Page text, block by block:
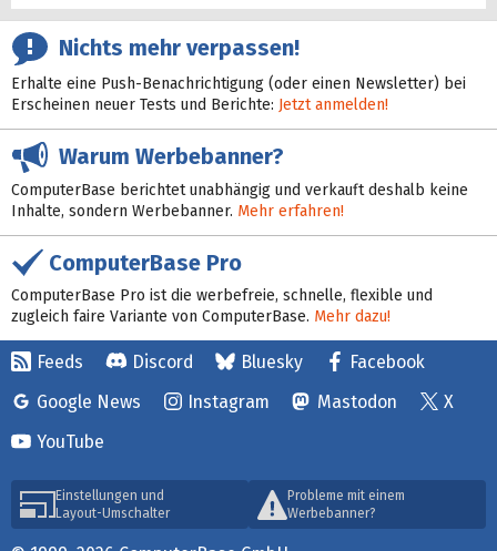
Nichts mehr verpassen!
Erhalte eine Push-Benachrichtigung (oder einen Newsletter) bei
Erscheinen neuer Tests und Berichte: Jetzt anmelden!
Warum Werbebanner?
ComputerBase berichtet unabhängig und verkauft deshalb keine
Inhalte, sondern Werbebanner. Mehr erfahren!
ComputerBase Pro
ComputerBase Pro ist die werbefreie, schnelle, flexible und
zugleich faire Variante von ComputerBase. Mehr dazu!
Feeds Discord Bluesky
Facebook
Google News
Instagram Mastodon
X
YouTube
Einstellungen und
Layout-Umschalter
Probleme mit einem
Werbebanner?